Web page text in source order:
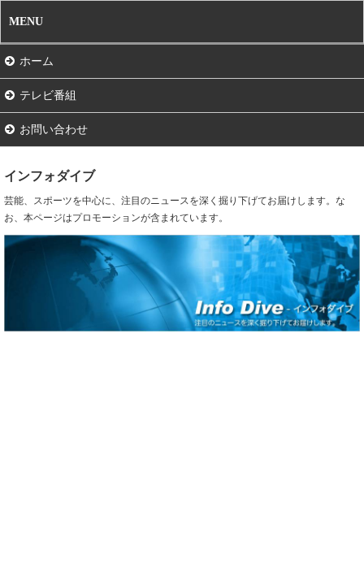
MENU
ホーム
テレビ番組
お問い合わせ
インフォダイブ
芸能、スポーツを中心に、注目のニュースを深く掘り下げてお届けします。な
お、本ページはプロモーションが含まれています。